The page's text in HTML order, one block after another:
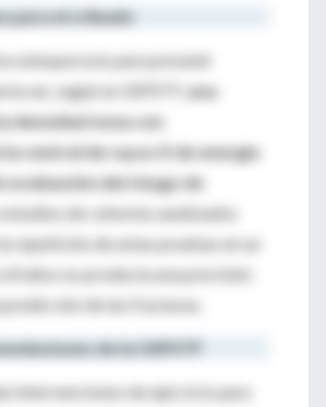
para el cribado
osteoporosis para prevenir
ser, según la USPSTF, una
densidad ósea con
central de rayos X de energía
evaluación del riesgo de
estudios de cohortes analizados
repetición de estas pruebas en un
8 años no producía una precisión
de las fracturas.
de la USPSTF
intervenciones de ejercicio para